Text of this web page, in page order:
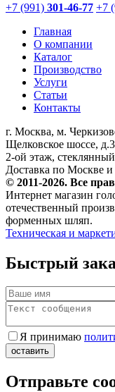
+7 (991) 301-46-77 +7
Главная
О компании
Каталог
Производство
Услуги
Статьи
Контакты
г. Москва, м.
Щелковское шоссе,
2-ой этаж,
Доставка по Москве
© 2011-2026. Все
Интернет магазин
отечественный
форменных шляп.
Техническая и
Быстрый
Я принимаю
Отправьте